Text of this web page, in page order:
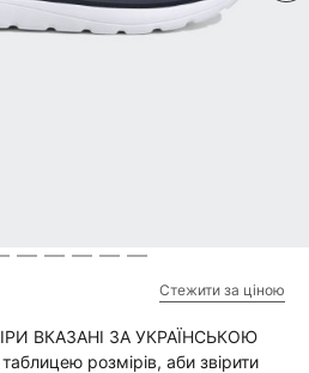
Стежити за ціною
ВКАЗАНІ ЗА УКРАЇНСЬКОЮ
розмірів, аби звірити